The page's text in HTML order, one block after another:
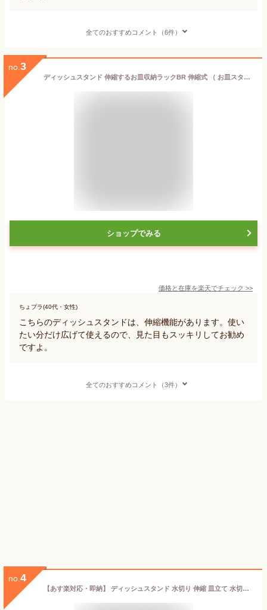
全てのおすすめコメント（6件）
no. 3
ディッシュスタンド 伸縮するお皿収納ラックBR 伸縮式 （ お皿スタンド キッチン収納 お皿収納ラック ディッシュラック シンク下収納 伸縮 シンク下収納ラック システムキッチン 引き出し 整理 ）
ショップでみる
価格と在庫を楽天でチェック >>
ちょプラ(40代・女性)
こちらのディッシュスタンドは、伸縮機能があります。使い
たい分だけ広げて使えるので、見た目もスッキリしてお勧め
ですよ。
全てのおすすめコメント（3件）
no. 4
【あす楽対応・即納】 ディッシュスタンド 水切り 伸縮 皿立て 水切り ディッシュラック 食器 水切りラック 食器棚 お皿立て 食器ホルダー 収納 プレート スタンド ステンレス 収納が簡単 伸縮自在 台所 便利グッズ